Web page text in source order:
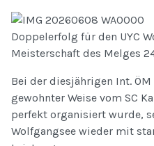
Doppelerfolg für den UYC
Meisterschaft des Melges
Bei der diesjährigen Int.
gewohnter Weise vom SC
perfekt organisiert wurde,
Wolfgangsee wieder mit